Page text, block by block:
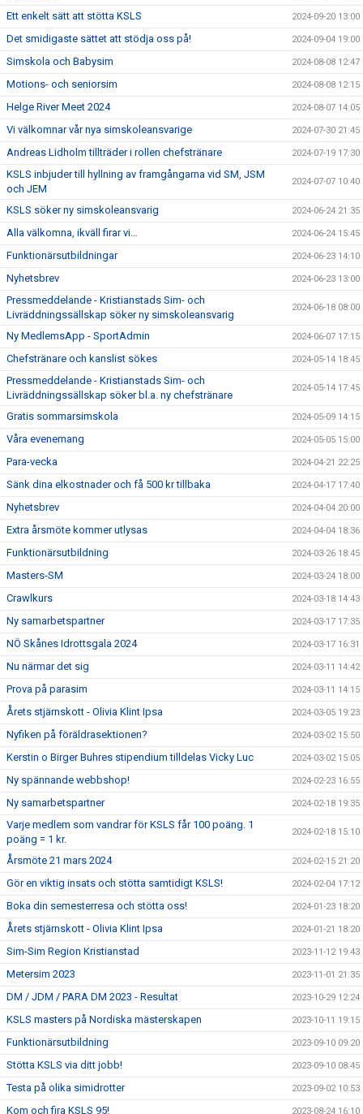
Ett enkelt sätt att stötta KSLS 2024-09-20 13:00
Det smidigaste sättet att stödja oss på! 2024-09-04 19:00
Simskola och Babysim 2024-08-08 12:47
Motions- och seniorsim 2024-08-08 12:15
Helge River Meet 2024 2024-08-07 14:05
Vi välkomnar vår nya simskoleansvarige 2024-07-30 21:45
Andreas Lidholm tillträder i rollen chefstränare 2024-07-19 17:30
KSLS inbjuder till hyllning av framgångarna vid SM, JSM
och JEM
2024-07-07 10:40
KSLS söker ny simskoleansvarig 2024-06-24 21:35
Alla välkomna, ikväll firar vi… 2024-06-24 15:45
Funktionärsutbildningar 2024-06-23 14:10
Nyhetsbrev 2024-06-23 13:00
Pressmeddelande - Kristianstads Sim- och
Livräddningssällskap söker ny simskoleansvarig
2024-06-18 08:00
Ny MedlemsApp - SportAdmin 2024-06-07 17:15
Chefstränare och kanslist sökes 2024-05-14 18:45
Pressmeddelande - Kristianstads Sim- och
Livräddningssällskap söker bl.a. ny chefstränare
2024-05-14 17:45
Gratis sommarsimskola 2024-05-09 14:15
Våra evenemang 2024-05-05 15:00
Para-vecka 2024-04-21 22:25
Sänk dina elkostnader och få 500 kr tillbaka 2024-04-17 17:40
Nyhetsbrev 2024-04-04 20:00
Extra årsmöte kommer utlysas 2024-04-04 18:36
Funktionärsutbildning 2024-03-26 18:45
Masters-SM 2024-03-24 18:00
Crawlkurs 2024-03-18 14:43
Ny samarbetspartner 2024-03-17 17:35
NÖ Skånes Idrottsgala 2024 2024-03-17 16:31
Nu närmar det sig 2024-03-11 14:42
Prova på parasim 2024-03-11 14:15
Årets stjärnskott - Olivia Klint Ipsa 2024-03-05 19:23
Nyfiken på föräldrasektionen? 2024-03-02 15:50
Kerstin o Birger Buhres stipendium tilldelas Vicky Luc 2024-03-02 15:05
Ny spännande webbshop! 2024-02-23 16:55
Ny samarbetspartner 2024-02-18 19:35
Varje medlem som vandrar för KSLS får 100 poäng. 1
poäng = 1 kr.
2024-02-18 15:10
Årsmöte 21 mars 2024 2024-02-15 21:20
Gör en viktig insats och stötta samtidigt KSLS! 2024-02-04 17:12
Boka din semesterresa och stötta oss! 2024-01-23 18:20
Årets stjärnskott - Olivia Klint Ipsa 2024-01-21 18:20
Sim-Sim Region Kristianstad 2023-11-12 19:43
Metersim 2023 2023-11-01 21:35
DM / JDM / PARA DM 2023 - Resultat 2023-10-29 12:24
KSLS masters på Nordiska mästerskapen 2023-10-11 19:15
Funktionärsutbildning 2023-09-10 09:20
Stötta KSLS via ditt jobb! 2023-09-10 08:45
Testa på olika simidrotter 2023-09-02 10:53
Kom och fira KSLS 95! 2023-08-24 16:10